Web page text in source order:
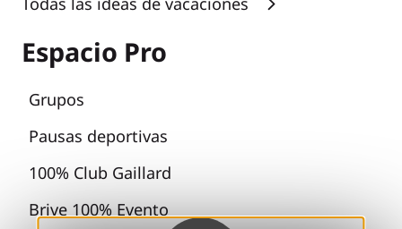
Espacio Pro
Grupos
Pausas deportivas
100% Club Gaillard
Brive 100% Evento